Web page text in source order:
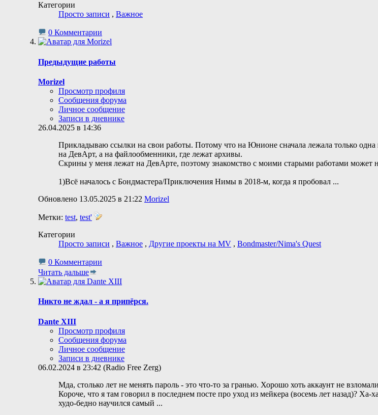
Категории
Просто записи , Важное
0 Комментарии
Предыдущие работы
Morizel
Просмотр профиля
Сообщения форума
Личное сообщение
Записи в дневнике
26.04.2025 в 14:36
Прикладываю ссылки на свои работы. Потому что на Юнионе сначала лежала только
на ДевАрт, а на файлообменники, где лежат архивы.
Скрины у меня лежат на ДевАрте, поэтому знакомство с моими старыми работами может
1)Всё началось с Бондмастера/Приключения Нимы в 2018-м, когда я пробовал ...
Обновлено 13.05.2025 в 21:22 Morizel
Метки: test, test'
Категории
Просто записи , Важное , Другие проекты на MV , Bondmaster/Nima's Quest
0 Комментарии
Читать дальше
Никто не ждал - а я припёрся.
Dante XIII
Просмотр профиля
Сообщения форума
Личное сообщение
Записи в дневнике
06.02.2024 в 23:42 (Radio Free Zerg)
Мда, столько лет не менять пароль - это что-то за гранью. Хорошо хоть аккаунт не
Короче, что я там говорил в последнем посте про уход из мейкера (восемь лет назад)?
худо-бедно научился самый ...